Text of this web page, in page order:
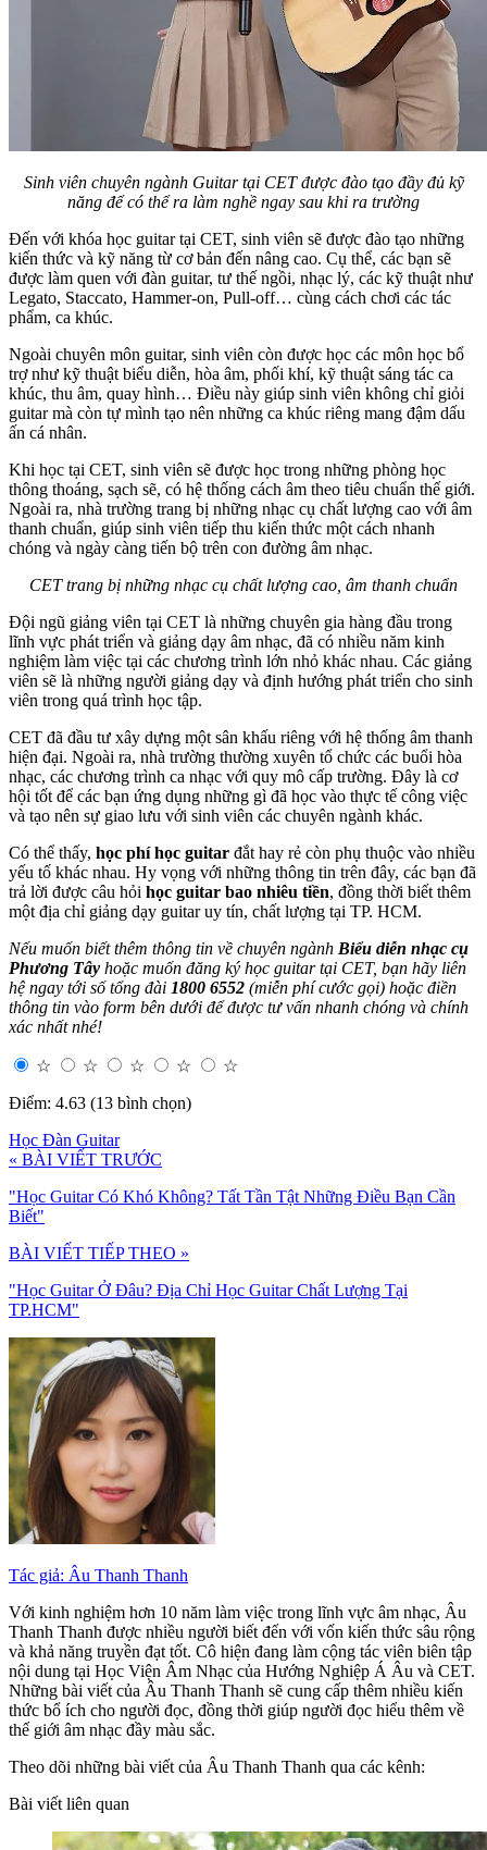
Sinh viên chuyên ngành Guitar tại CET được đào tạo đầy đủ kỹ
năng để có thể ra làm nghề ngay sau khi ra trường
Đến với khóa học guitar tại CET, sinh viên sẽ được đào tạo những
kiến thức và kỹ năng từ cơ bản đến nâng cao. Cụ thể, các bạn sẽ
được làm quen với đàn guitar, tư thế ngồi, nhạc lý, các kỹ thuật như
Legato, Staccato, Hammer-on, Pull-off… cùng cách chơi các tác
phẩm, ca khúc.
Ngoài chuyên môn guitar, sinh viên còn được học các môn học bổ
trợ như kỹ thuật biểu diễn, hòa âm, phối khí, kỹ thuật sáng tác ca
khúc, thu âm, quay hình… Điều này giúp sinh viên không chỉ giỏi
guitar mà còn tự mình tạo nên những ca khúc riêng mang đậm dấu
ấn cá nhân.
Khi học tại CET, sinh viên sẽ được học trong những phòng học
thông thoáng, sạch sẽ, có hệ thống cách âm theo tiêu chuẩn thế giới.
Ngoài ra, nhà trường trang bị những nhạc cụ chất lượng cao với âm
thanh chuẩn, giúp sinh viên tiếp thu kiến thức một cách nhanh
chóng và ngày càng tiến bộ trên con đường âm nhạc.
CET trang bị những nhạc cụ chất lượng cao, âm thanh chuẩn
Đội ngũ giảng viên tại CET là những chuyên gia hàng đầu trong
lĩnh vực phát triển và giảng dạy âm nhạc, đã có nhiều năm kinh
nghiệm làm việc tại các chương trình lớn nhỏ khác nhau. Các giảng
viên sẽ là những người giảng dạy và định hướng phát triển cho sinh
viên trong quá trình học tập.
CET đã đầu tư xây dựng một sân khấu riêng với hệ thống âm thanh
hiện đại. Ngoài ra, nhà trường thường xuyên tổ chức các buổi hòa
nhạc, các chương trình ca nhạc với quy mô cấp trường. Đây là cơ
hội tốt để các bạn ứng dụng những gì đã học vào thực tế công việc
và tạo nên sự giao lưu với sinh viên các chuyên ngành khác.
Có thể thấy, học phí học guitar đắt hay rẻ còn phụ thuộc vào nhiều
yếu tố khác nhau. Hy vọng với những thông tin trên đây, các bạn đã
trả lời được câu hỏi học guitar bao nhiêu tiền, đồng thời biết thêm
một địa chỉ giảng dạy guitar uy tín, chất lượng tại TP. HCM.
Nếu muốn biết thêm thông tin về chuyên ngành Biểu diễn nhạc cụ
Phương Tây hoặc muốn đăng ký học guitar tại CET, bạn hãy liên
hệ ngay tới số tổng đài 1800 6552 (miễn phí cước gọi) hoặc điền
thông tin vào form bên dưới để được tư vấn nhanh chóng và chính
xác nhất nhé!
☆ ☆ ☆ ☆
☆
Điểm: 4.63 (13 bình chọn)
Học Đàn Guitar
« BÀI VIẾT TRƯỚC
"Học Guitar Có Khó Không? Tất Tần Tật Những Điều Bạn Cần
Biết"
BÀI VIẾT TIẾP THEO »
"Học Guitar Ở Đâu? Địa Chỉ Học Guitar Chất Lượng Tại
TP.HCM"
Tác giả: Âu Thanh Thanh
Với kinh nghiệm hơn 10 năm làm việc trong lĩnh vực âm nhạc, Âu
Thanh Thanh được nhiều người biết đến với vốn kiến thức sâu rộng
và khả năng truyền đạt tốt. Cô hiện đang làm cộng tác viên biên tập
nội dung tại Học Viện Âm Nhạc của Hướng Nghiệp Á Âu và CET.
Những bài viết của Âu Thanh Thanh sẽ cung cấp thêm nhiều kiến
thức bổ ích cho người đọc, đồng thời giúp người đọc hiểu thêm về
thế giới âm nhạc đầy màu sắc.
Theo dõi những bài viết của Âu Thanh Thanh qua các kênh:
Bài viết liên quan